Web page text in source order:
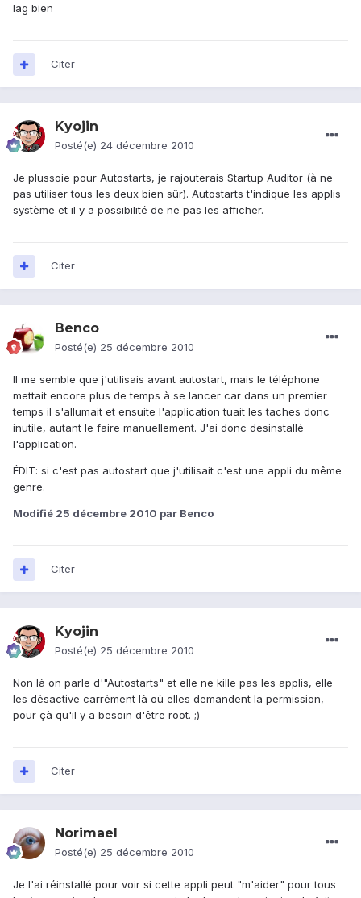
lag bien
Citer
Kyojin
Posté(e) 24 décembre 2010
Je plussoie pour Autostarts, je rajouterais Startup Auditor (à ne
pas utiliser tous les deux bien sûr). Autostarts t'indique les applis
système et il y a possibilité de ne pas les afficher.
Citer
Benco
Posté(e) 25 décembre 2010
Il me semble que j'utilisais avant autostart, mais le téléphone
mettait encore plus de temps à se lancer car dans un premier
temps il s'allumait et ensuite l'application tuait les taches donc
inutile, autant le faire manuellement. J'ai donc desinstallé
l'application.
ÉDIT: si c'est pas autostart que j'utilisait c'est une appli du même
genre.
Modifié 25 décembre 2010 par Benco
Citer
Kyojin
Posté(e) 25 décembre 2010
Non là on parle d'"Autostarts" et elle ne kille pas les applis, elle
les désactive carrément là où elles demandent la permission,
pour çà qu'il y a besoin d'être root. ;)
Citer
Norimael
Posté(e) 25 décembre 2010
Je l'ai réinstallé pour voir si cette appli peut "m'aider" pour tous